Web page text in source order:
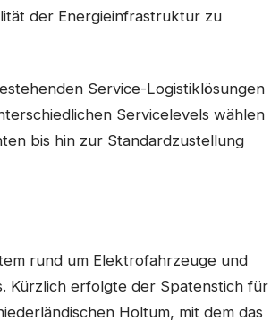
der Energieinfrastruktur zu
Service-Logistiklösungen
Servicelevels wählen
bis hin zur Standardzustellung
rund um Elektrofahrzeuge und
Kürzlich erfolgte der Spatenstich für
Holtum, mit dem das